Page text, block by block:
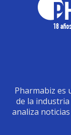
Pharmabiz es
de la
analiza